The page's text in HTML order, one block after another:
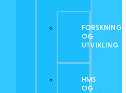
FORSKNING
OG
UTVIKLING
HMS
OG